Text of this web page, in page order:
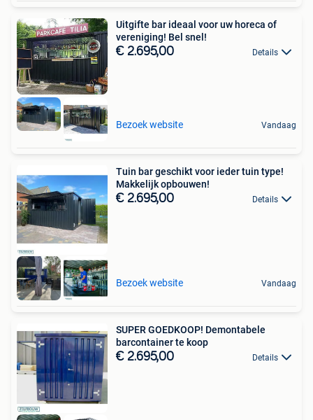
Uitgifte bar ideaal voor uw horeca of
vereniging! Bel snel!
€ 2.695,00 Details
Bezoek website Vandaag
Tuin bar geschikt voor ieder tuin type!
Makkelijk opbouwen!
€ 2.695,00 Details
Bezoek website Vandaag
SUPER GOEDKOOP! Demontabele
barcontainer te koop
€ 2.695,00 Details